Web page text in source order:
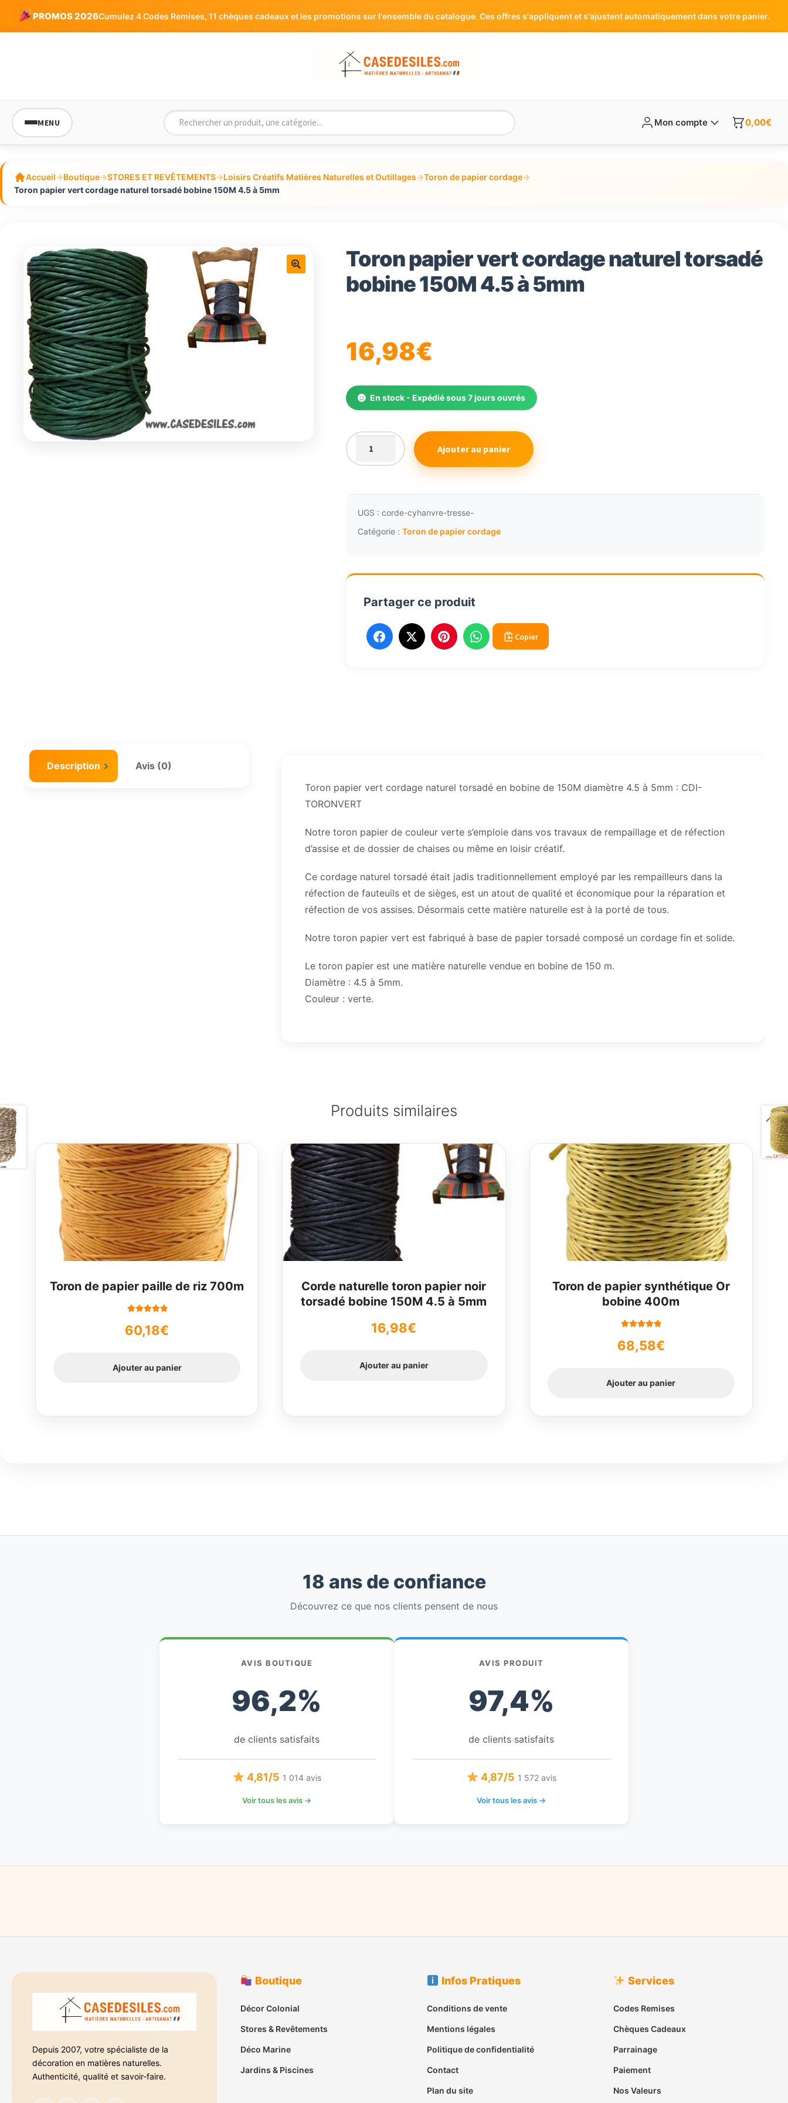
PROMOS 2026Cumulez 4 Codes Remises, 11 chèques cadeaux et les promotions sur l'ensemble du catalogue. Ces offres s'appliquent et s'ajustent automatiquement dans votre panier.
MENU Mon compte 0,00€
Accueil→Boutique→STORES ET REVÊTEMENTS→Loisirs Créatifs Matières Naturelles et Outillages→Toron de papier cordage→
Toron papier vert cordage naturel torsadé bobine 150M 4.5 à 5mm
Toron papier vert cordage naturel torsadé
bobine 150M 4.5 à 5mm
16,98€
En stock - Expédié sous 7 jours ouvrés
quantité
de
vert
cordage
bobine
4.5
5mm
Ajouter au panier
UGS : corde-cyhanvre-tresse-
Catégorie : Toron de papier cordage
Partager ce produit
Copier
Description
Avis (0)
Toron papier vert cordage naturel torsadé en bobine de 150M diamètre 4.5 à 5mm : CDI-
TORONVERT
Notre toron papier de couleur verte s’emploie dans vos travaux de rempaillage et de réfection
d’assise et de dossier de chaises ou même en loisir créatif.
Ce cordage naturel torsadé était jadis traditionnellement employé par les rempailleurs dans la
réfection de fauteuils et de sièges, est un atout de qualité et économique pour la réparation et
réfection de vos assises. Désormais cette matière naturelle est à la porté de tous.
Notre toron papier vert est fabriqué à base de papier torsadé composé un cordage fin et solide.
Le toron papier est une matière naturelle vendue en bobine de 150 m.
Diamètre : 4.5 à 5mm.
Couleur : verte.
Produits similaires
Toron de papier paille de riz 700m
5
60,18€
Ajouter au panier
Corde naturelle toron papier noir
torsadé bobine 150M 4.5 à 5mm
16,98€
Ajouter au panier
Toron de papier synthétique Or
bobine 400m
5
68,58€
Ajouter au panier
18 ans de confiance
Découvrez ce que nos clients pensent de nous
AVIS BOUTIQUE
96,2%
de clients satisfaits
4,81/5 1 014 avis
Voir tous les avis →
AVIS PRODUIT
97,4%
de clients satisfaits
4,87/5 1 572 avis
Voir tous les avis →
Depuis 2007, votre spécialiste de la
décoration en matières naturelles.
Authenticité, qualité et savoir-faire.
Boutique
Décor Colonial
Stores & Revêtements
Déco Marine
Jardins & Piscines
Infos Pratiques
Conditions de vente
Mentions légales
Politique de confidentialité
Contact
Plan du site
Services
Codes Remises
Chèques Cadeaux
Parrainage
Paiement
Nos Valeurs